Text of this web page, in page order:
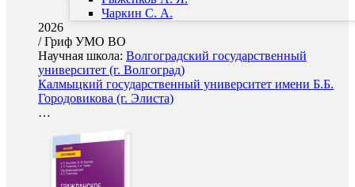
Чаркин С. А.
2026
/Гриф УМО ВО
Научная школа: Волгоградский государственный
университет (г. Волгоград)
Калмыцкий государственный университет имени Б.Б.
Городовикова (г. Элиста)
…